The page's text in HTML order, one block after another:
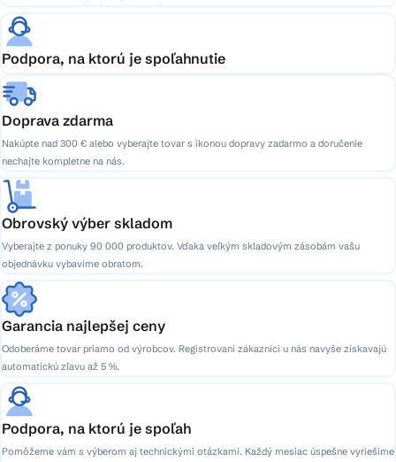
Podpora, na ktorú je spoľahnutie
Doprava zdarma
Nakúpte nad 300 € alebo vyberajte tovar s ikonou dopravy zadarmo a doručenie
nechajte kompletne na nás.
Obrovský výber skladom
Vyberajte z ponuky 90 000 produktov. Vďaka veľkým skladovým zásobám vašu
objednávku vybavíme obratom.
Garancia najlepšej ceny
Odoberáme tovar priamo od výrobcov. Registrovaní zákazníci u nás navyše získavajú
automatickú zľavu až 5 %.
Podpora, na ktorú je spoľah
Pomôžeme vám s výberom aj technickými otázkami. Každý mesiac úspešne vyriešime